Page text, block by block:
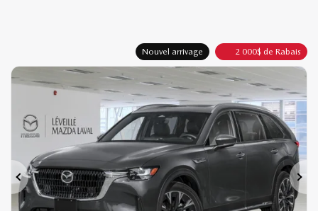
Nouvel arrivage 2 000$ de Rabais
Précédent